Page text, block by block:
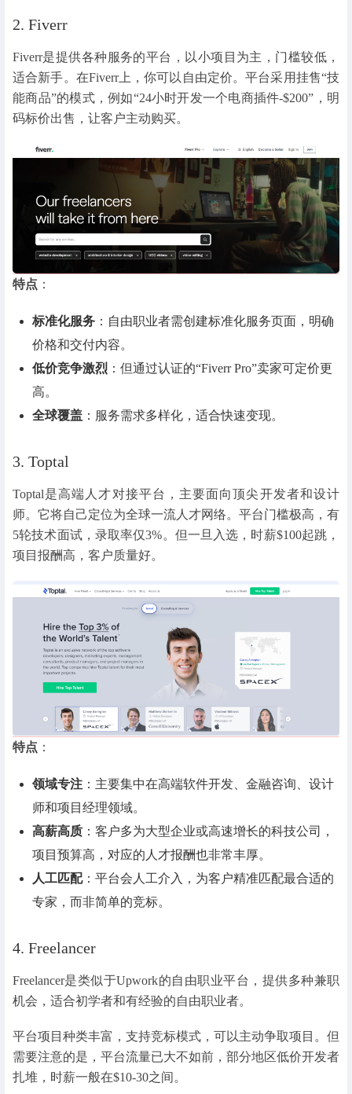
2. Fiverr
Fiverr是提供各种服务的平台，以小项目为主，门槛较低，
适合新手。在Fiverr上，你可以自由定价。平台采用挂售“技
能商品”的模式，例如“24小时开发一个电商插件-$200”，明
码标价出售，让客户主动购买。
特点 ：
标准化服务 ：自由职业者需创建标准化服务页面，明确
价格和交付内容。
低价竞争激烈 ：但通过认证的“Fiverr Pro”卖家可定价更
高。
全球覆盖 ：服务需求多样化，适合快速变现。
3. Toptal
Toptal是高端人才对接平台，主要面向顶尖开发者和设计
师。它将自己定位为全球一流人才网络。平台门槛极高，有
5轮技术面试，录取率仅3%。但一旦入选，时薪$100起跳，
项目报酬高，客户质量好。
特点 ：
领域专注 ：主要集中在高端软件开发、金融咨询、设计
师和项目经理领域。
高薪高质 ：客户多为大型企业或高速增长的科技公司，
项目预算高，对应的人才报酬也非常丰厚。
人工匹配：平台会人工介入，为客户精准匹配最合适的
专家，而非简单的竞标。
4. Freelancer
Freelancer是类似于Upwork的自由职业平台，提供多种兼职
机会，适合初学者和有经验的自由职业者。
平台项目种类丰富，支持竞标模式，可以主动争取项目。但
需要注意的是，平台流量已大不如前，部分地区低价开发者
扎堆，时薪一般在$10-30之间。